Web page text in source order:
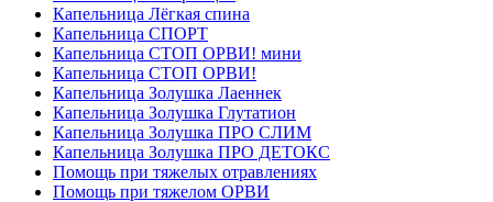
Капельница Лёгкая спина
Капельница СПОРТ
Капельница СТОП ОРВИ! мини
Капельница СТОП ОРВИ!
Капельница Золушка Лаеннек
Капельница Золушка Глутатион
Капельница Золушка ПРО СЛИМ
Капельница Золушка ПРО ДЕТОКС
Помощь при тяжелых отравлениях
Помощь при тяжелом ОРВИ